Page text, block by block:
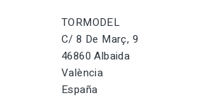
TORMODEL
C/ 8 De Març, 9
46860 Albaida
València
España